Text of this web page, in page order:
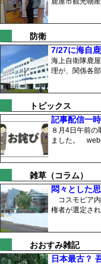
防衛
7/27に海自
海上自衛隊鹿
理が、関係各
トピックス
記事配信一
８月4日午前
ました。
雑草（コラム）
悶々とした
コスモピア内
権者が選定さ
おおすみ雑記
日本最古？